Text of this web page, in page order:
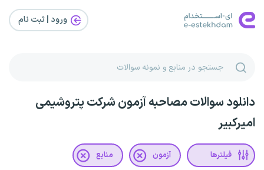
ورود | ثبت‌ نام
دانلود سوالات مصاحبه آزمون شرکت پتروشیمی
امیرکبیر
فیلترها آزمون منابع